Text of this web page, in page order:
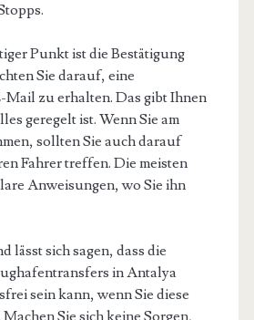
Punkt ist die Bestätigung
Sie darauf, eine
Mail zu erhalten. Das gibt Ihnen
geregelt ist. Wenn Sie am
sollten Sie auch darauf
Fahrer treffen. Die meisten
Anweisungen, wo Sie ihn
lässt sich sagen, dass die
in Antalya
sein kann, wenn Sie diese
Sie sich keine Sorgen,